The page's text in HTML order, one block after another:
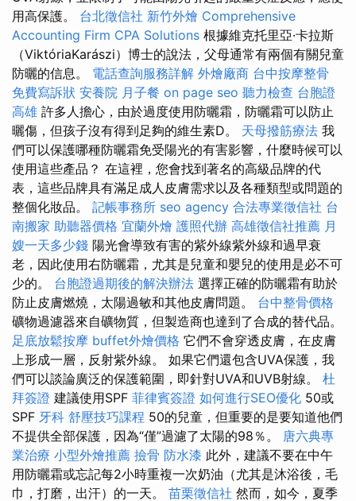
用高保護。 台北徵信社 新竹外燴 Comprehensive
Accounting Firm CPA Solutions 根據維克托里亞·卡拉斯
（ViktóriaKarászi）博士的說法，父母通常有兩個有關兒童
防曬的信息。 電話查詢服務詳解 外燴廠商 台中按摩整骨
免費寫訴狀 安養院 月子餐 on page seo 聽力檢查 台胞證
高雄 許多人擔心，由於過度使用防曬霜，防曬霜可以防止
曬傷，但孩子沒有得到足夠的維生素D。 天母撥筋療法 我
們可以保護哪種防曬霜免受陽光的有害影響，什麼時候可以
使用這些產品？ 在這裡，您會找到著名的高級品牌的代
表，這些品牌具有滿足成人皮膚需求以及各種類型或問題的
整個化妝品。 記帳事務所 seo agency 合法專業徵信社 台
南搬家 助聽器價格 宜蘭外燴 護照代辦 高雄徵信社推薦 月
嫂一天多少錢 陽光會導致有害的紫外線紫外線和過早衰
老，因此使用右防曬霜，尤其是兒童和嬰兒的使用是必不可
少的。 台胞證過期後的解決辦法 選擇正確的防曬霜有助於
防止皮膚燃燒，太陽過敏和其他皮膚問題。 台中整骨價格
礦物過濾器來自礦物質，但製造商也達到了合成的替代品。
足底放鬆按摩 buffet外燴價格 它們不會穿透皮膚，在皮膚
上形成一層，反射紫外線。 如果它們還包含UVA保護，我
們可以談論廣泛的保護範圍，即針對UVA和UVB射線。 杜
拜簽證 建議使用SPF 菲律賓簽證 如何進行SEO優化 50或
SPF 牙科 舒壓技巧課程 50的兒童，但重要的是要知道他們
不提供全部保護，因為“僅”過濾了太陽的98％。 唐六典專
業治療 小型外燴推薦 撿骨 防水漆 此外，建議不要在中午
用防曬霜或忘記每2小時重複一次奶油（尤其是沐浴後，毛
巾，打磨，出汗）的一天。 苗栗徵信社 然而，如今，夏季